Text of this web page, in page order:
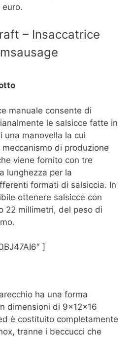
– Insaccatrice
manuale consente di
le salsicce fatte in
una manovella la cui
di produzione
viene fornito con tre
lunghezza per la
formati di salsiccia. In
ottenere salsicce con
22 millimetri, del peso di
]
ha una forma
dimensioni di 9x12x16
è costituito completamente
tranne i beccucci che